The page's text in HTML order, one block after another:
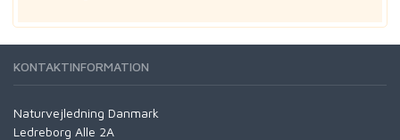
KONTAKTINFORMATION
Naturvejledning Danmark
Ledreborg Alle 2A